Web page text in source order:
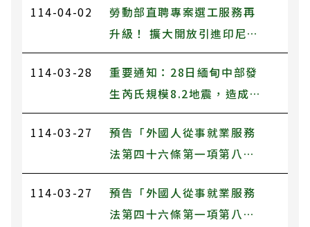
114-04-02
勞動部直聘專案選工服務再
升級！ 擴大開放引進印尼農
業及機構看護移工
114-03-28
重要通知：28日緬甸中部發
生芮氏規模8.2地震，造成鄰
國泰國撼動，勞動部致上最
深切的慰問及關懷，並全力
協助在臺泰國籍勞工
114-03-27
預告「外國人從事就業服務
法第四十六條第一項第八款
至第十一款工作資格及審查
標準」部分條文及第二十四
條附表五、第二十五條附表
114-03-27
預告「外國人從事就業服務
法第四十六條第一項第八款